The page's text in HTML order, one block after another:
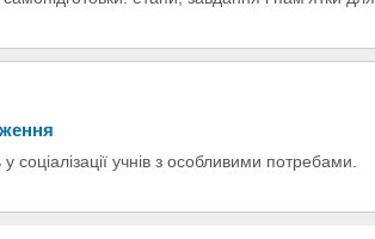
соціалізації учнів з особливими потребами.